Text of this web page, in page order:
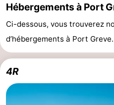
Bruinisse
-
Zierikzee
-
Nature
Oosterschelde
-
Burgh
Haamstede
-
Nature
Walcheren
Hébergements à Port
Ci-dessous, vous trouverez
d’hébergements à Port Greve.
4R